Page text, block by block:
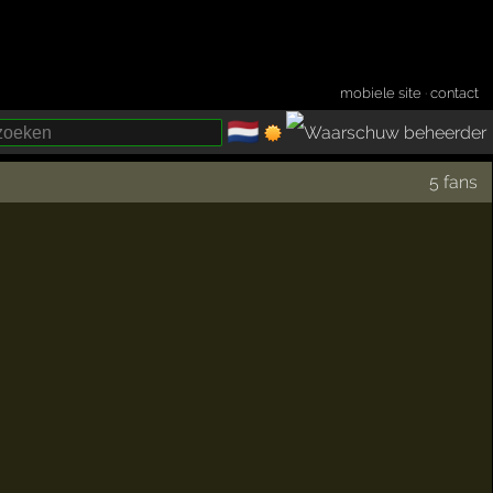
mobiele site ·contact
🇳🇱
5 fans